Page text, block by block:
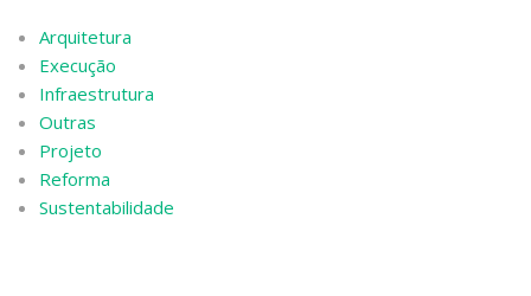
Arquitetura
Execução
Infraestrutura
Outras
Projeto
Reforma
Sustentabilidade